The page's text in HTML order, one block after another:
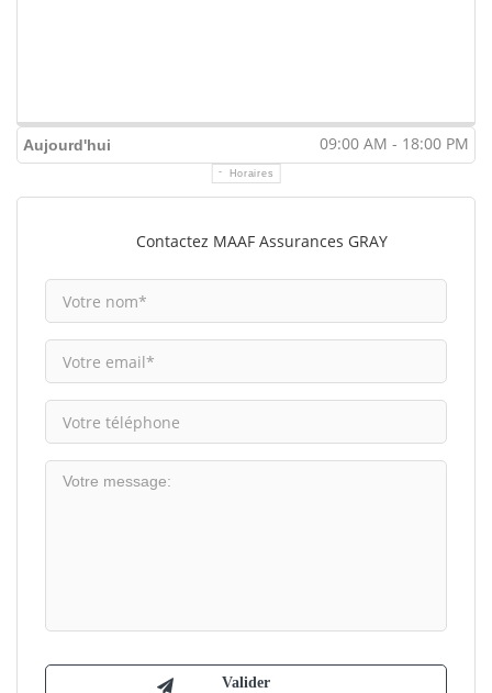
Aujourd'hui 09:00 AM - 18:00 PM
Horaires
Contactez MAAF Assurances GRAY